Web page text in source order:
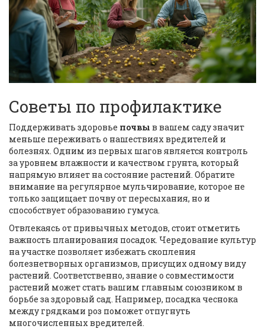
Советы по профилактике
Поддерживать здоровье почвы в вашем саду значит
меньше переживать о нашествиях вредителей и
болезнях. Одним из первых шагов является контроль
за уровнем влажности и качеством грунта, который
напрямую влияет на состояние растений. Обратите
внимание на регулярное мульчирование, которое не
только защищает почву от пересыхания, но и
способствует образованию гумуса.
Отвлекаясь от привычных методов, стоит отметить
важность планирования посадок. Чередование культур
на участке позволяет избежать скопления
болезнетворных организмов, присущих одному виду
растений. Соответственно, знание о совместимости
растений может стать вашим главным союзником в
борьбе за здоровый сад. Например, посадка чеснока
между грядками роз поможет отпугнуть
многочисленных вредителей.